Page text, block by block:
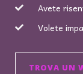
Avete
Volete
TROVA UN